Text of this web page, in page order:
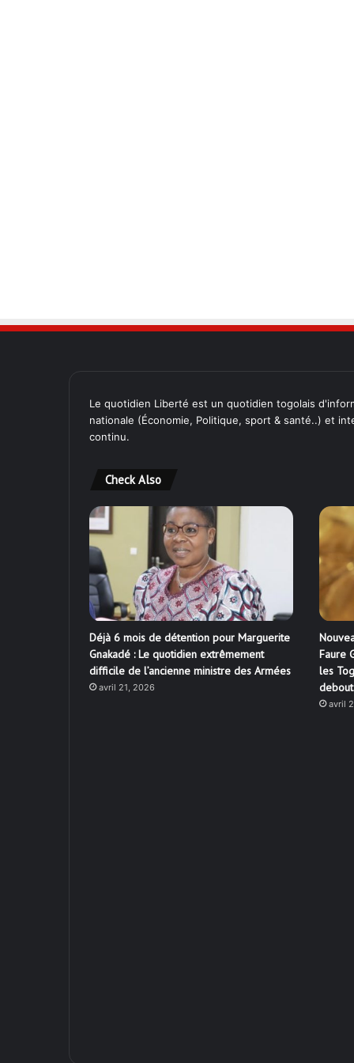
Le quotidien Liberté est un quotidien togolais
nationale (Économie, Politique, sport & santé..) et
continu.
Check Also
Déjà 6 mois de détention pour Marguerite
Gnakadé : Le quotidien extrêmement
difficile de l’ancienne ministre des Armées
avril 21, 2026
Faure
les
debout
avril